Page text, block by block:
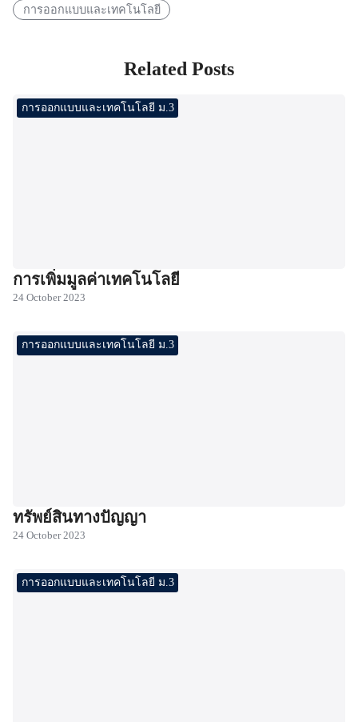
การออกแบบและเทคโนโลยี
Related Posts
การออกแบบและเทคโนโลยี ม.3
การเพิ่มมูลค่าเทคโนโลยี
24 October 2023
การออกแบบและเทคโนโลยี ม.3
ทรัพย์สินทางปัญญา
24 October 2023
การออกแบบและเทคโนโลยี ม.3